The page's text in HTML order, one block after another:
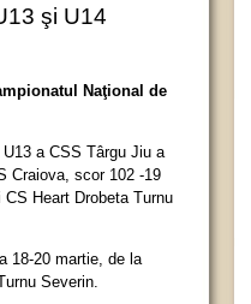
şi U14
Naţional de
a CSS Târgu Jiu a
Craiova, scor 102 -19
Heart Drobeta Turnu
18-20 martie, de la
Severin.